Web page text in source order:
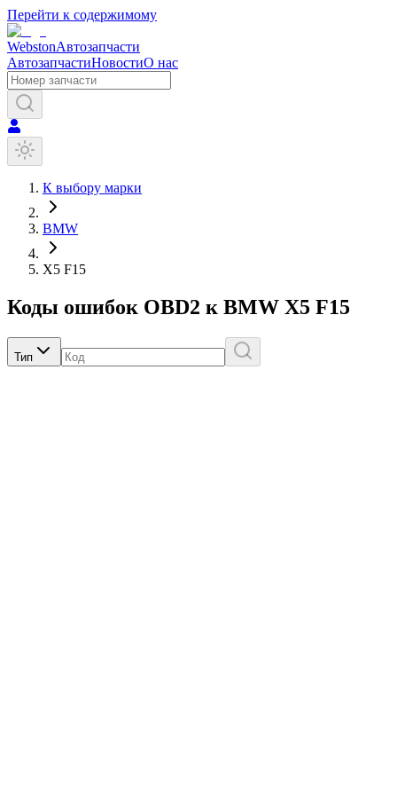
Перейти к содержимому
WebstonАвтозапчасти
АвтозапчастиНовостиО нас
К выбору марки
BMW
X5 F15
Коды ошибок OBD2 к BMW X5 F15
Тип